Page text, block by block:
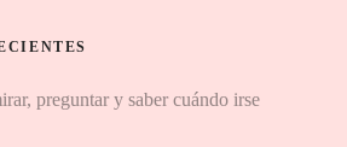
preguntar y saber cuándo irse